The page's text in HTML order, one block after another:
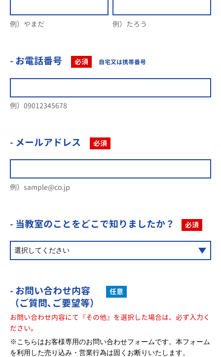
例）やまだ 例）たろう
- お電話番号 必須 自宅又は携帯番号
例）09012345678
- メールアドレス 必須
例）sample@co.jp
- 当教室のことをどこで知りましたか？ 必須
- お問い合わせ内容
（ご質問､ご要望等）
任意
お問い合わせ内容にて『その他』を選択した場合は、必ず入力く
ださい。
※こちらはお客様専用のお問い合わせフォームです。本フォーム
を利用した売り込み・営業行為は固くお断りいたします。